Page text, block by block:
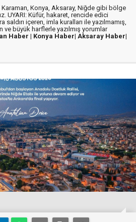
Konya, Aksaray, Niğde gibi bölge
UYARI: Küfür, hakaret, rencide edici
saldırı içeren, imla kuralları ile yazılmamış,
ve büyük harflerle yazılmış yorumlar
Haber | Konya Haber| Aksaray Haber|